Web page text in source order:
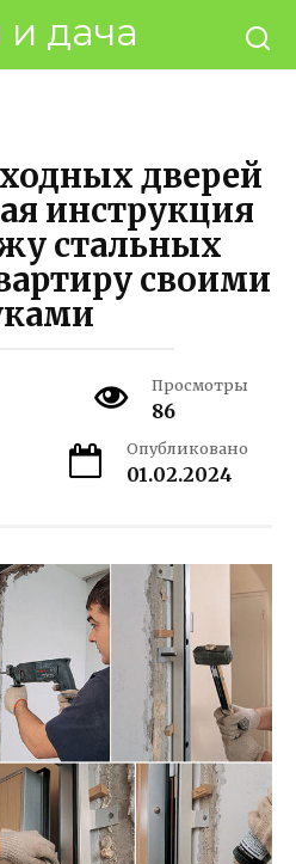
дача
дверей
инструкция
стальных
своими
Просмотры
86
Опубликовано
01.02.2024